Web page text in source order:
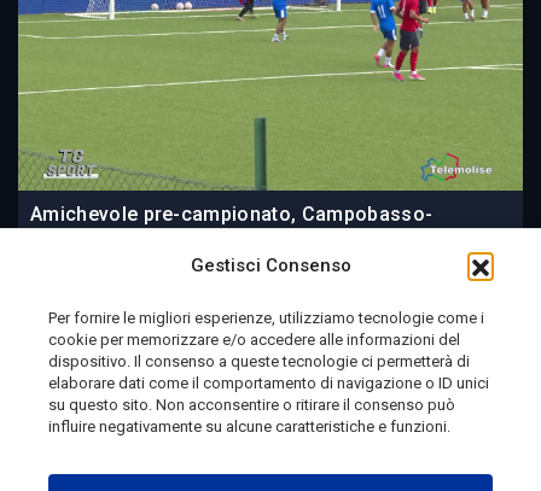
Gestisci Consenso
Per fornire le migliori esperienze, utilizziamo tecnologie come i
cookie per memorizzare e/o accedere alle informazioni del
dispositivo. Il consenso a queste tecnologie ci permetterà di
elaborare dati come il comportamento di navigazione o ID unici
su questo sito. Non acconsentire o ritirare il consenso può
influire negativamente su alcune caratteristiche e funzioni.
Amichevole pre-campionato, Campobasso-
2 giorni fa
Telemolise - reg. Tribunale di Campobasso n. 133 del
10/08/1982 - Direttore Responsabile:MANUELA